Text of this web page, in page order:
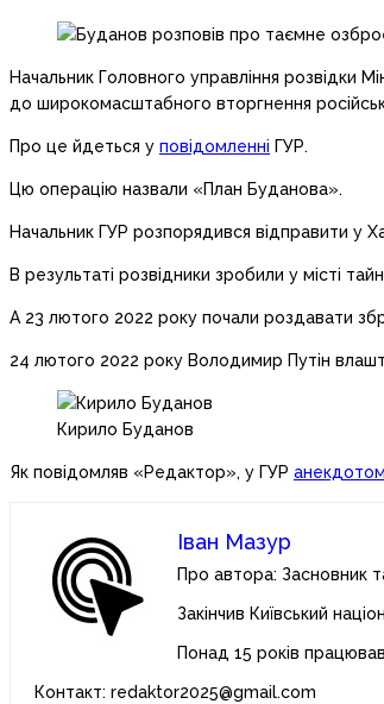
Начальник Головного управління розвідки
до широкомасштабного вторгнення
Про це йдеться у повідомленні ГУР.
Цю операцію назвали «План Буданова».
Начальник ГУР розпорядився відправити у
В результаті розвідники зробили у місті
А 23 лютого 2022 року почали роздавати
24 лютого 2022 року Володимир Путін
Кирило Буданов
Як повідомляв «Редактор», у ГУР
Іван Мазур
Про автора: Засновник
Закінчив Київський
Понад 15 років
Контакт: redaktor2025@gmail.com